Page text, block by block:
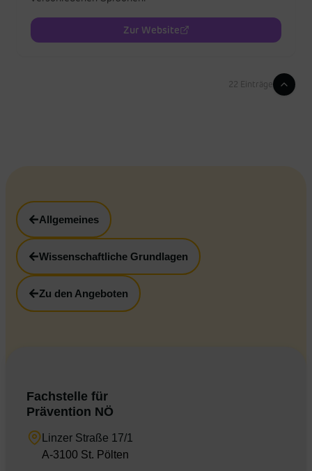
Allgemeines
Wissenschaftliche Grundlagen
Zu den Angeboten
Fachstelle für
Prävention NÖ
Linzer Straße 17/1
A-3100 St. Pölten